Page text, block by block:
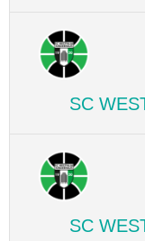
SC
SC